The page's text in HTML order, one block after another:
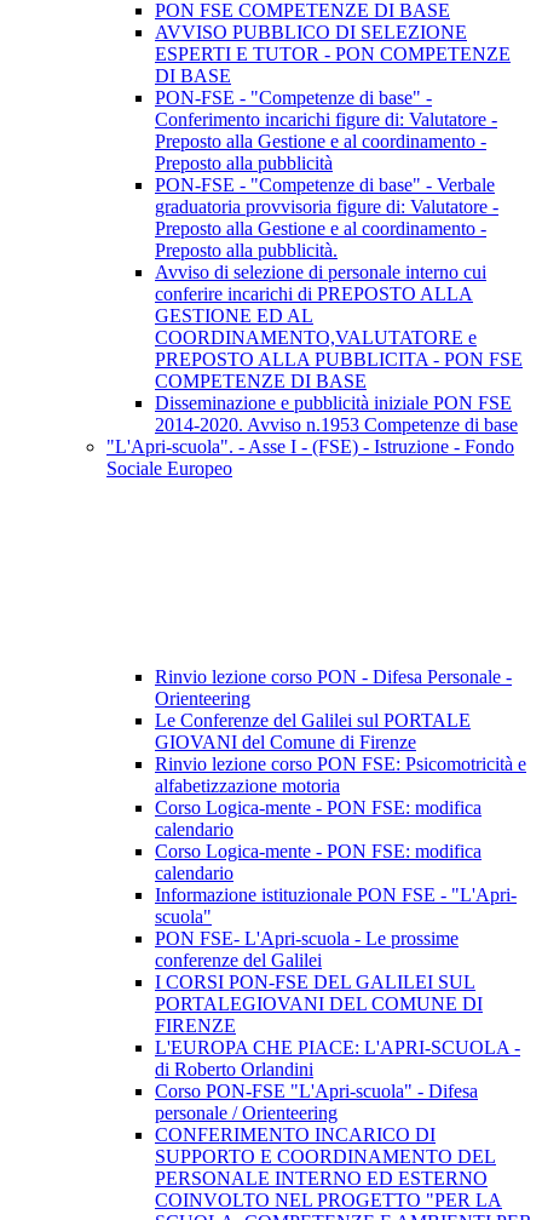
PON FSE COMPETENZE DI BASE
AVVISO PUBBLICO DI SELEZIONE
ESPERTI E TUTOR - PON COMPETENZE
DI BASE
PON-FSE - "Competenze di base" -
Conferimento incarichi figure di: Valutatore -
Preposto alla Gestione e al coordinamento -
Preposto alla pubblicità
PON-FSE - "Competenze di base" - Verbale
graduatoria provvisoria figure di: Valutatore -
Preposto alla Gestione e al coordinamento -
Preposto alla pubblicità.
Avviso di selezione di personale interno cui
conferire incarichi di PREPOSTO ALLA
GESTIONE ED AL
COORDINAMENTO,VALUTATORE e
PREPOSTO ALLA PUBBLICITA - PON FSE
COMPETENZE DI BASE
Disseminazione e pubblicità iniziale PON FSE
2014-2020. Avviso n.1953 Competenze di base
"L'Apri-scuola". - Asse I - (FSE) - Istruzione - Fondo
Sociale Europeo
Rinvio lezione corso PON - Difesa Personale -
Orienteering
Le Conferenze del Galilei sul PORTALE
GIOVANI del Comune di Firenze
Rinvio lezione corso PON FSE: Psicomotricità e
alfabetizzazione motoria
Corso Logica-mente - PON FSE: modifica
calendario
Corso Logica-mente - PON FSE: modifica
calendario
Informazione istituzionale PON FSE - "L'Apri-
scuola"
PON FSE- L'Apri-scuola - Le prossime
conferenze del Galilei
I CORSI PON-FSE DEL GALILEI SUL
PORTALEGIOVANI DEL COMUNE DI
FIRENZE
L'EUROPA CHE PIACE: L'APRI-SCUOLA -
di Roberto Orlandini
Corso PON-FSE "L'Apri-scuola" - Difesa
personale / Orienteering
CONFERIMENTO INCARICO DI
SUPPORTO E COORDINAMENTO DEL
PERSONALE INTERNO ED ESTERNO
COINVOLTO NEL PROGETTO "PER LA